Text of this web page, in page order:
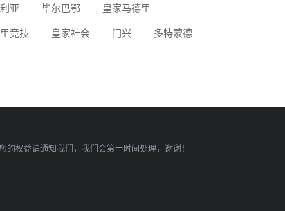
亚
毕尔巴鄂
皇家马德里
竞技
皇家社会 门兴 多特蒙德
权益请通知我们，我们会第一时间处理，谢谢！